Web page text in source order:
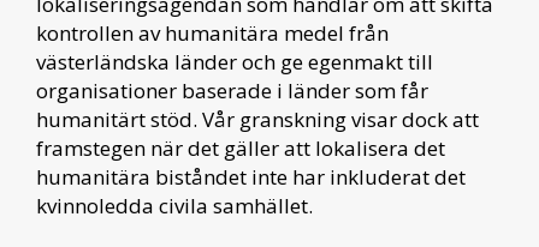
kontrollen av humanitära medel från
västerländska länder och ge egenmakt till
organisationer baserade i länder som får
humanitärt stöd. Vår granskning visar dock att
framstegen när det gäller att lokalisera det
humanitära biståndet inte har inkluderat det
kvinnoledda civila samhället.